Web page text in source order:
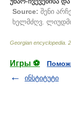
Source: შენი
ხელმძღვ.
Georgian encyclopedia
Игры ⚽
ინსტიტუტი